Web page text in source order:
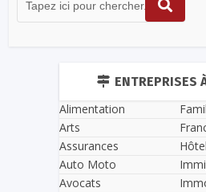
ENTREPRISES
Alimentation
Arts
Assurances
Auto Moto
Avocats